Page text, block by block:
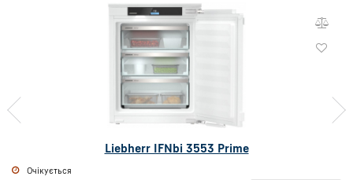
Liebherr IFNbi 3553 Prime
Очікується